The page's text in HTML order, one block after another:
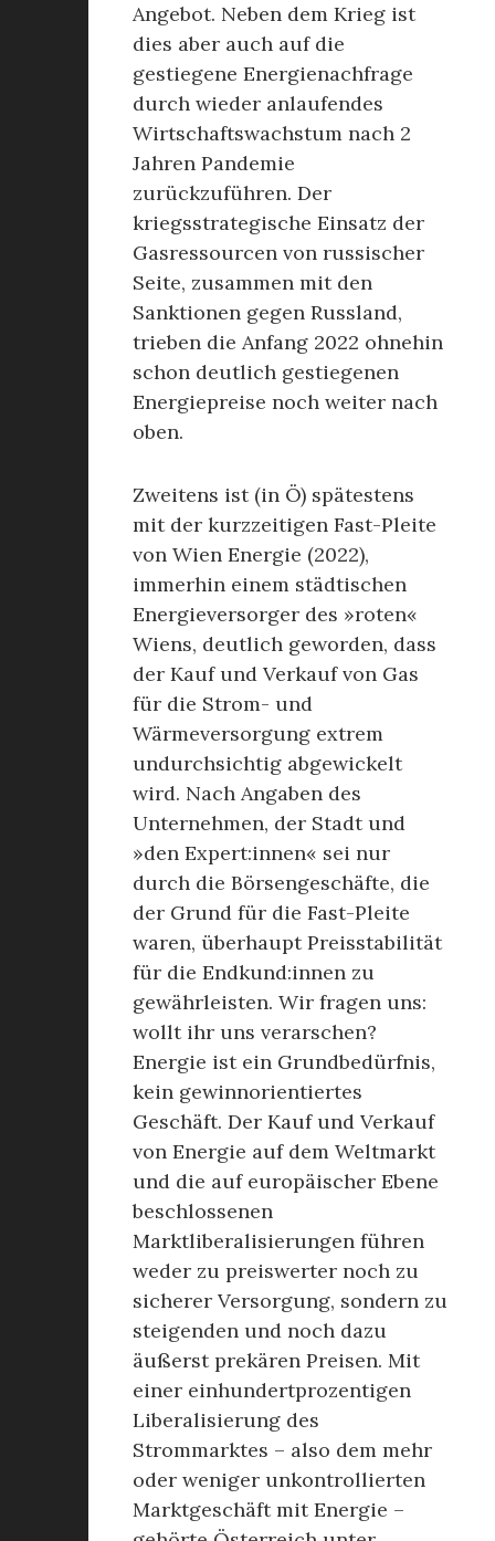
Angebot. Neben dem Krieg ist
dies aber auch auf die
gestiegene Energienachfrage
durch wieder anlaufendes
Wirtschaftswachstum nach 2
Jahren Pandemie
zurückzuführen. Der
kriegsstrategische Einsatz der
Gasressourcen von russischer
Seite, zusammen mit den
Sanktionen gegen Russland,
trieben die Anfang 2022 ohnehin
schon deutlich gestiegenen
Energiepreise noch weiter nach
oben.
Zweitens ist (in Ö) spätestens
mit der kurzzeitigen Fast-Pleite
von Wien Energie (2022),
immerhin einem städtischen
Energieversorger des »roten«
Wiens, deutlich geworden, dass
der Kauf und Verkauf von Gas
für die Strom- und
Wärmeversorgung extrem
undurchsichtig abgewickelt
wird. Nach Angaben des
Unternehmen, der Stadt und
»den Expert:innen« sei nur
durch die Börsengeschäfte, die
der Grund für die Fast-Pleite
waren, überhaupt Preisstabilität
für die Endkund:innen zu
gewährleisten. Wir fragen uns:
wollt ihr uns verarschen?
Energie ist ein Grundbedürfnis,
kein gewinnorientiertes
Geschäft. Der Kauf und Verkauf
von Energie auf dem Weltmarkt
und die auf europäischer Ebene
beschlossenen
Marktliberalisierungen führen
weder zu preiswerter noch zu
sicherer Versorgung, sondern zu
steigenden und noch dazu
äußerst prekären Preisen. Mit
einer einhundertprozentigen
Liberalisierung des
Strommarktes – also dem mehr
oder weniger unkontrollierten
Marktgeschäft mit Energie –